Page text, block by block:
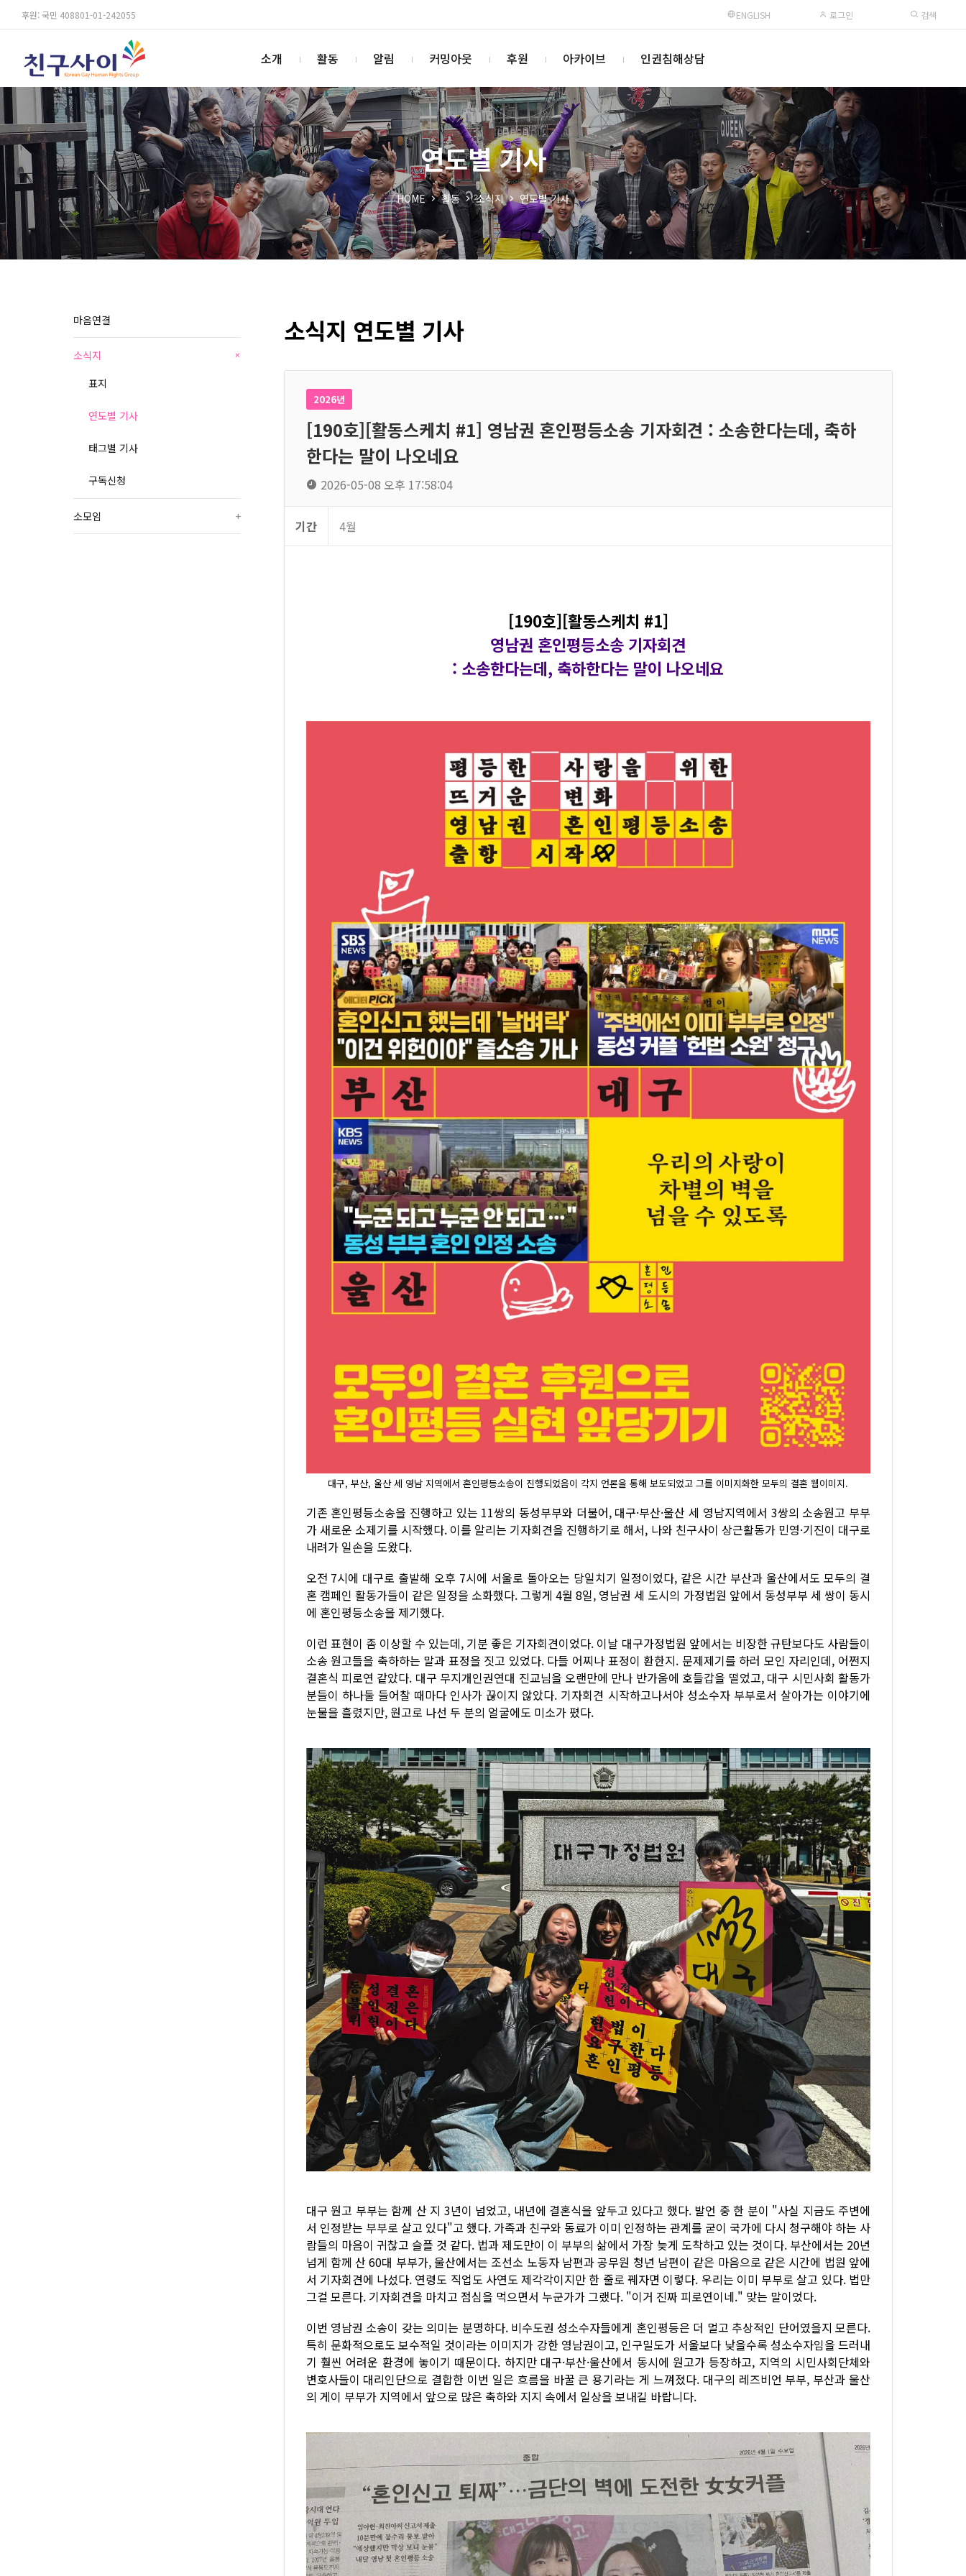
후원: 국민 408801-01-242055 ENGLISH 로그인 검색
소개 활동 알림 커밍아웃 후원 아카이브 인권침해상담
연도별 기사
HOME 활동 소식지 연도별 기사
마음연결
소식지 +
표지
연도별 기사
태그별 기사
구독신청
소모임 +
소식지 연도별 기사
2026년
[190호][활동스케치 #1] 영남권 혼인평등소송 기자회견​ : 소송한다는데, 축하
한다는 말이 나오네요
2026-05-08 오후 17:58:04
기간 4월
[190호][활동스케치 #1]
영남권 혼인평등소송 기자회견​
: 소송한다는데, 축하한다는 말이 나오네요
대구, 부산, 울산 세 영남 지역에서 혼인평등소송이 진행되었음이 각지 언론을 통해 보도되었고 그를 이미지화한 모두의 결혼 웹이미지.
기존 혼인평등소송을 진행하고 있는 11쌍의 동성부부와 더불어, 대구·부산·울산 세 영남지역에서 3쌍의 소송원고 부부
가 새로운 소제기를 시작했다. 이를 알리는 기자회견을 진행하기로 해서, 나와 친구사이 상근활동가 민영·기진이 대구로
내려가 일손을 도왔다.
오전 7시에 대구로 출발해 오후 7시에 서울로 돌아오는 당일치기 일정이었다, 같은 시간 부산과 울산에서도 모두의 결
혼 캠페인 활동가들이 같은 일정을 소화했다. 그렇게 4월 8일, 영남권 세 도시의 가정법원 앞에서 동성부부 세 쌍이 동시
에 혼인평등소송을 제기했다.
이런 표현이 좀 이상할 수 있는데, 기분 좋은 기자회견이었다. 이날 대구가정법원 앞에서는 비장한 규탄보다도 사람들이
소송 원고들을 축하하는 말과 표정을 짓고 있었다. 다들 어찌나 표정이 환한지. 문제제기를 하러 모인 자리인데, 어쩐지
결혼식 피로연 같았다. 대구 무지개인권연대 진교님을 오랜만에 만나 반가움에 호들갑을 떨었고, 대구 시민사회 활동가
분들이 하나둘 들어찰 때마다 인사가 끊이지 않았다. 기자회견 시작하고나서야 성소수자 부부로서 살아가는 이야기에
눈물을 흘렸지만, 원고로 나선 두 분의 얼굴에도 미소가 폈다.
대구 원고 부부는 함께 산 지 3년이 넘었고, 내년에 결혼식을 앞두고 있다고 했다. 발언 중 한 분이 "사실 지금도 주변에
서 인정받는 부부로 살고 있다"고 했다. 가족과 친구와 동료가 이미 인정하는 관계를 굳이 국가에 다시 청구해야 하는 사
람들의 마음이 귀찮고 슬플 것 같다. 법과 제도만이 이 부부의 삶에서 가장 늦게 도착하고 있는 것이다. 부산에서는 20년
넘게 함께 산 60대 부부가, 울산에서는 조선소 노동자 남편과 공무원 청년 남편이 같은 마음으로 같은 시간에 법원 앞에
서 기자회견에 나섰다. 연령도 직업도 사연도 제각각이지만 한 줄로 꿰자면 이렇다. 우리는 이미 부부로 살고 있다. 법만
그걸 모른다. 기자회견을 마치고 점심을 먹으면서 누군가가 그랬다. "이거 진짜 피로연이네." 맞는 말이었다.
이번 영남권 소송이 갖는 의미는 분명하다. 비수도권 성소수자들에게 혼인평등은 더 멀고 추상적인 단어였을지 모른다.
특히 문화적으로도 보수적일 것이라는 이미지가 강한 영남권이고, 인구밀도가 서울보다 낮을수록 성소수자임을 드러내
기 훨씬 어려운 환경에 놓이기 때문이다. 하지만 대구·부산·울산에서 동시에 원고가 등장하고, 지역의 시민사회단체와
변호사들이 대리인단으로 결합한 이번 일은 흐름을 바꿀 큰 용기라는 게 느껴졌다. 대구의 레즈비언 부부, 부산과 울산
의 게이 부부가 지역에서 앞으로 많은 축하와 지지 속에서 일상을 보내길 바랍니다.